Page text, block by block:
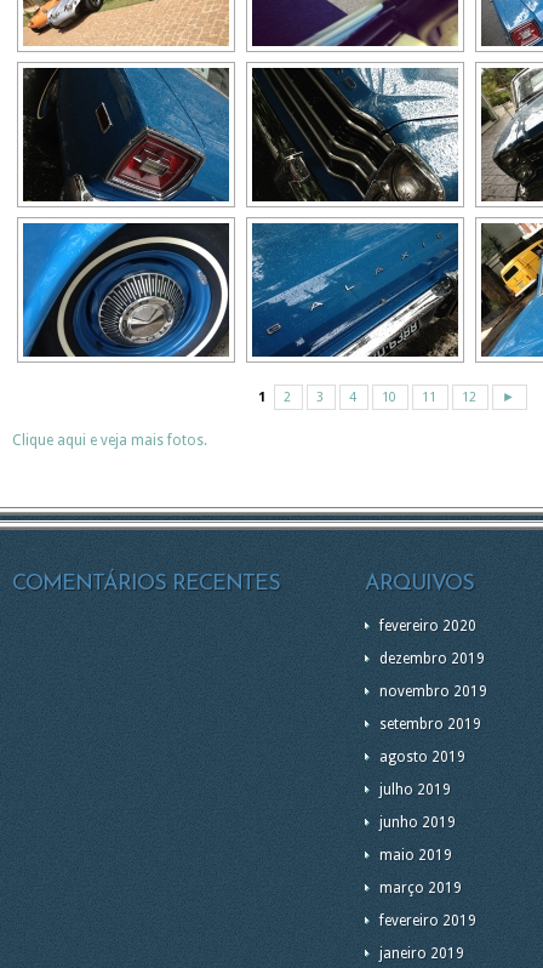
1 2 3 4 10 11 12 ►
Clique aqui e veja mais fotos.
COMENTÁRIOS RECENTES ARQUIVOS
fevereiro 2020
dezembro 2019
novembro 2019
setembro 2019
agosto 2019
julho 2019
junho 2019
maio 2019
março 2019
fevereiro 2019
janeiro 2019